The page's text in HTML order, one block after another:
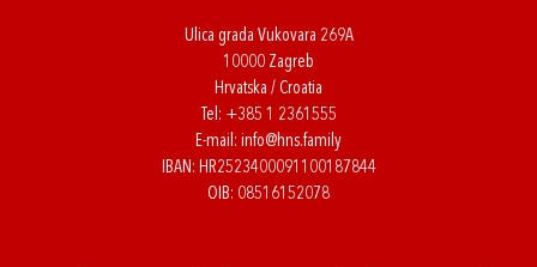
Ulica grada Vukovara 269A
10000 Zagreb
Hrvatska / Croatia
Tel: +385 1 2361555
E-mail: info@hns.family
IBAN: HR2523400091100187844
OIB: 08516152078